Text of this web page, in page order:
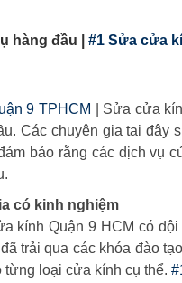
hàng đầu | #1 Sửa cửa
9 TPHCM
| Sửa cửa
Các chuyên gia tại đây
bảo rằng các dịch vụ
có kinh nghiệm
kính Quận 9 HCM có
trải qua các khóa đào
loại cửa kính cụ thể.